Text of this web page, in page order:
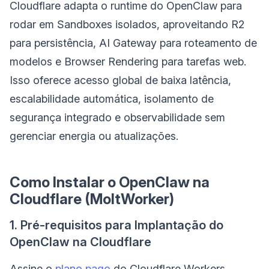
Cloudflare adapta o runtime do OpenClaw para
rodar em Sandboxes isolados, aproveitando R2
para persistência, AI Gateway para roteamento de
modelos e Browser Rendering para tarefas web.
Isso oferece acesso global de baixa latência,
escalabilidade automática, isolamento de
segurança integrado e observabilidade sem
gerenciar energia ou atualizações.
Como Instalar o OpenClaw na
Cloudflare (MoltWorker)
1. Pré-requisitos para Implantação do
OpenClaw na Cloudflare